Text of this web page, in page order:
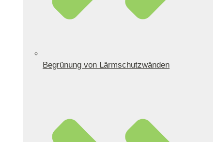
Begrünung von Lärmschutzwänden